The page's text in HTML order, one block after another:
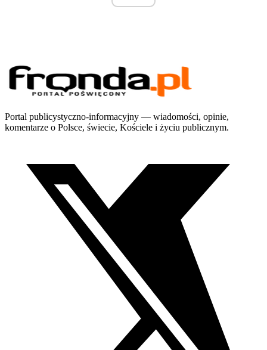
Portal publicystyczno-informacyjny — wiadomości, opinie,
komentarze o Polsce, świecie, Kościele i życiu publicznym.